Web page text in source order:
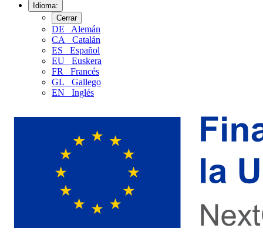
Idioma:
Cerrar
DE
Alemán
CA
Catalán
ES
Español
EU
Euskera
FR
Francés
GL
Gallego
EN
Inglés